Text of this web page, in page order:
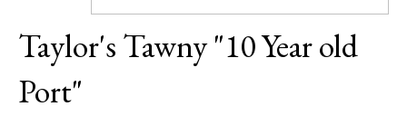
Taylor's Tawny "10 Year old
Port"